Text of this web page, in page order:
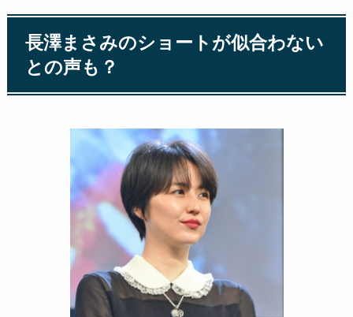
長澤まさみのショートが似合わない
との声も？